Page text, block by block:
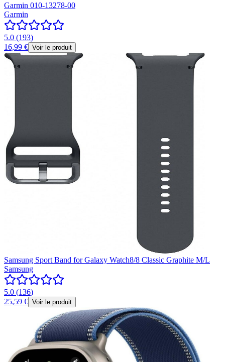
Garmin 010-13278-00
Garmin
5.0 (193)
16,99 € Voir le produit
Samsung Sport Band for Galaxy Watch8/8 Classic Graphite M/L
Samsung
5.0 (136)
25,59 € Voir le produit